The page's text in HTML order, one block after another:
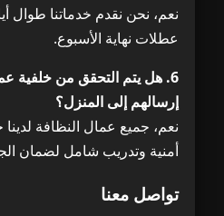
نعم، نحن نقدم خدماتنا طوال
عطلات نهاية الأسبوع.
6. هل يتم التحقق من خلفية
إرسالهم إلى المنزل؟
نعم، جميع عمال النظافة
أمنية وتدريب شامل لضمان
تواصل معنا